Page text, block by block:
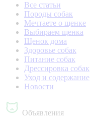
Все статьи
Породы собак
Мечтаете о щенке
Выбираем щенка
Щенок дома
Здоровье собак
Питание собак
Дрессировка собак
Уход и содержание
Новости
Объявления